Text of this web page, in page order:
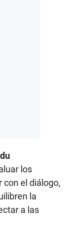
los
el diálogo,
la
a las